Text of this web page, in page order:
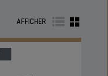
AFFICHER